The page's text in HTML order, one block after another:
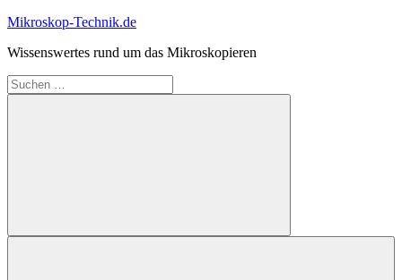
Zum
springen
Mikroskop-Technik.de
Wissenswertes rund um das Mikroskopieren
Suchen
nach:
Suchen